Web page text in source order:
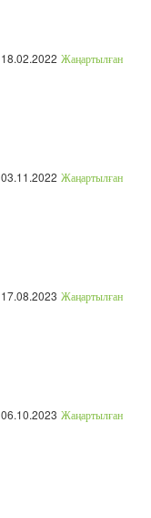
18.02.2022 Жаңартылған
03.11.2022 Жаңартылған
17.08.2023 Жаңартылған
06.10.2023 Жаңартылған